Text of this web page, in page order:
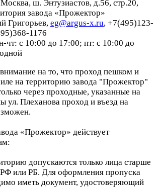
ш. Энтузиастов, д.56, стр.20,
завода «Прожектор»
Григорьев, eg@argus-x.ru, +7(495)123-
1176
чт: с 10:00 до 17:00; пт: с 10:00 до
на то, что проход пешком и
на территорию завода "Прожектор"
через проходные, указанные на
ул. Плеханова проход и въезд на
«Прожектор» действует
допускаются только лица старше
РФ или РБ. Для оформления пропуска
иметь документ, удостоверяющий